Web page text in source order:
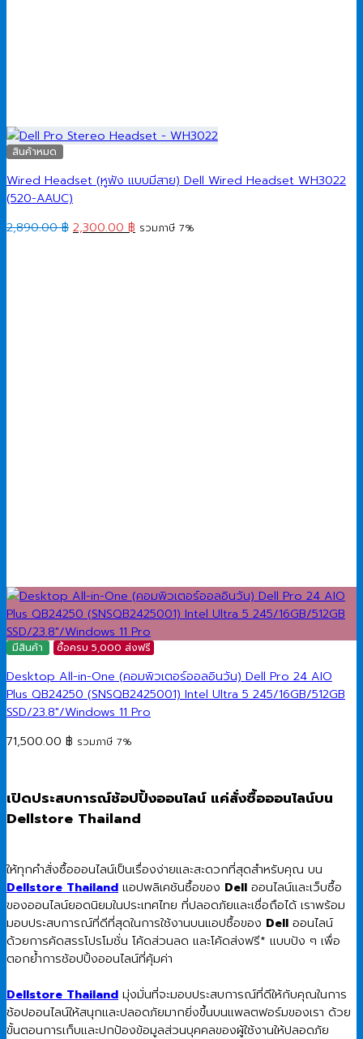
สินค้าหมด
Wired Headset (หูฟัง แบบมีสาย) Dell Wired Headset WH3022
(520-AAUC)
2,890.00฿ Original
2,300.00 ฿ Current
รวมภาษี 7%
มีสินค้า ซื้อครบ 5,000 ส่งฟรี
Desktop All-in-One (คอมพิวเตอร์ออลอินวัน) Dell Pro 24 AIO
Plus QB24250 (SNSQB2425001) Intel Ultra 5 245/16GB/512GB
SSD/23.8″/Windows 11 Pro
71,500.00 ฿ รวมภาษี 7%
เปิดประสบการณ์ช้อปปิ้งออนไลน์ แค่สั่งซื้อออนไลน์บน
Dellstore Thailand
ให้ทุกคำสั่งซื้อออนไลน์เป็นเรื่องง่ายและสะดวกที่สุดสำหรับคุณ บน
Dellstore Thailand แอปพลิเคชันซื้อของ Dell ออนไลน์และเว็บซื้อ
ของออนไลน์ยอดนิยมในประเทศไทย ที่ปลอดภัยและเชื่อถือได้ เราพร้อม
มอบประสบการณ์ที่ดีที่สุดในการใช้งานบนแอปซื้อของ Dell ออนไลน์
ด้วยการคัดสรรโปรโมชั่น โค้ดส่วนลด และโค้ดส่งฟรี* แบบปัง ๆ เพื่อ
ตอกย้ำการช้อปปิ้งออนไลน์ที่คุ้มค่า
Dellstore Thailand มุ่งมั่นที่จะมอบประสบการณ์ที่ดีให้กับคุณในการ
ช้อปออนไลน์ให้สนุกและปลอดภัยมากยิ่งขึ้นบนแพลตฟอร์มของเรา ด้วย
ขั้นตอนการเก็บและปกป้องข้อมูลส่วนบุคคลของผู้ใช้งานให้ปลอดภัย